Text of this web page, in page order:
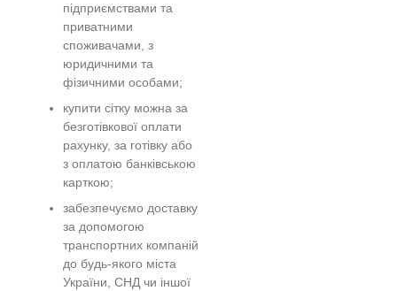
підприємствами та
приватними
споживачами, з
юридичними та
фізичними особами;
купити сітку можна за
безготівкової оплати
рахунку, за готівку або
з оплатою банківською
карткою;
забезпечуємо доставку
за допомогою
транспортних компаній
до будь-якого міста
України, СНД чи іншої